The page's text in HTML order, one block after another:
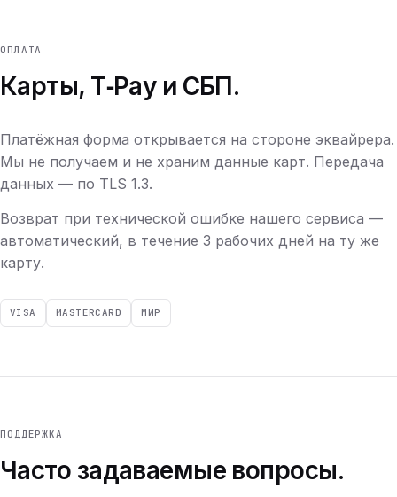
ОПЛАТА
Карты, T‑Pay и СБП.
Платёжная форма открывается на стороне эквайрера.
Мы не получаем и не храним данные карт. Передача
данных — по TLS 1.3.
Возврат при технической ошибке нашего сервиса —
автоматический, в течение 3 рабочих дней на ту же
карту.
VISA MASTERCARD МИР
ПОДДЕРЖКА
Часто задаваемые вопросы.